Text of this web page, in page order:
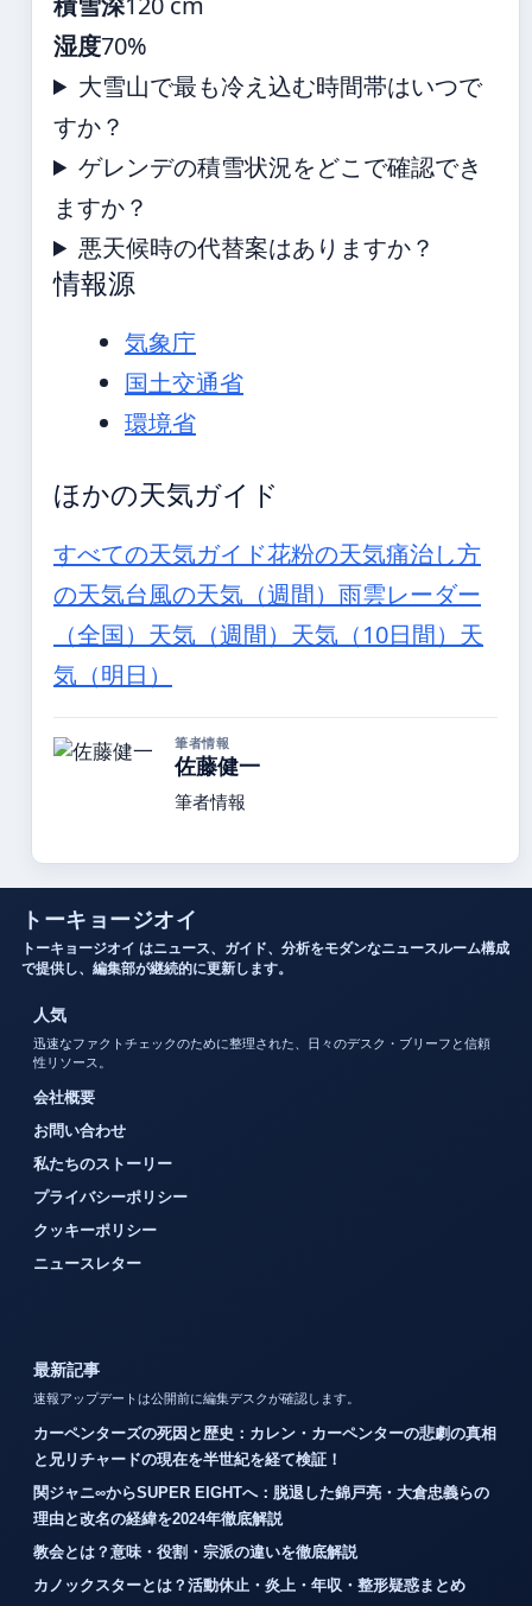
湿度70%
大雪山で最も冷え込む時間帯はいつで
すか？
ゲレンデの積雪状況をどこで確認でき
ますか？
悪天候時の代替案はありますか？
情報源
気象庁
国土交通省
環境省
ほかの天気ガイド
すべての天気ガイド花粉の天気痛治し方
の天気台風の天気（週間） 雨雲レーダー
（全国） 天気（週間） 天気（10日間） 天
気（明日）
筆者情報
佐藤健一
筆者情報
トーキョージオイ
トーキョージオイ はニュース、ガイド、分析をモダンなニュースルーム構成
で提供し、編集部が継続的に更新します。
人気
迅速なファクトチェックのために整理された、日々のデスク・ブリーフと信頼
性リソース。
会社概要
お問い合わせ
私たちのストーリー
プライバシーポリシー
クッキーポリシー
ニュースレター
最新記事
速報アップデートは公開前に編集デスクが確認します。
カーペンターズの死因と歴史：カレン・カーペンターの悲劇の真相
と兄リチャードの現在を半世紀を経て検証！
関ジャニ∞からSUPER EIGHTへ：脱退した錦戸亮・大倉忠義らの
理由と改名の経緯を2024年徹底解説
教会とは？意味・役割・宗派の違いを徹底解説
カノックスターとは？活動休止・炎上・年収・整形疑惑まとめ